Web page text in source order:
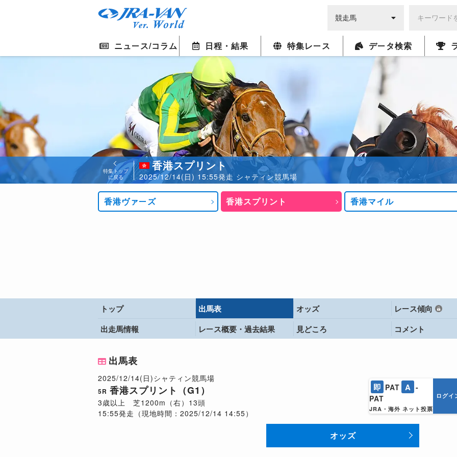
ニュース/コラム 日程・結果 特集レース データ検索
特集トップ
に戻る
香港スプリント
2025/12/14(日) 15:55発走 シャティン競馬場
香港ヴァーズ 香港スプリント 香港マイル
トップ 出馬表 オッズ
レース傾向
出走馬情報
レース概要・ 過去結果 見どころ コメント
出馬表
2025/12/14(日)シャティン競馬場
5R 香港スプリント（G1）
3歳以上 芝1200m（右）13頭
15:55発走（現地時間：2025/12/14 14:55）
即 PAT A -
PAT
JRA・海外 ネット投票
ログイ
オッズ